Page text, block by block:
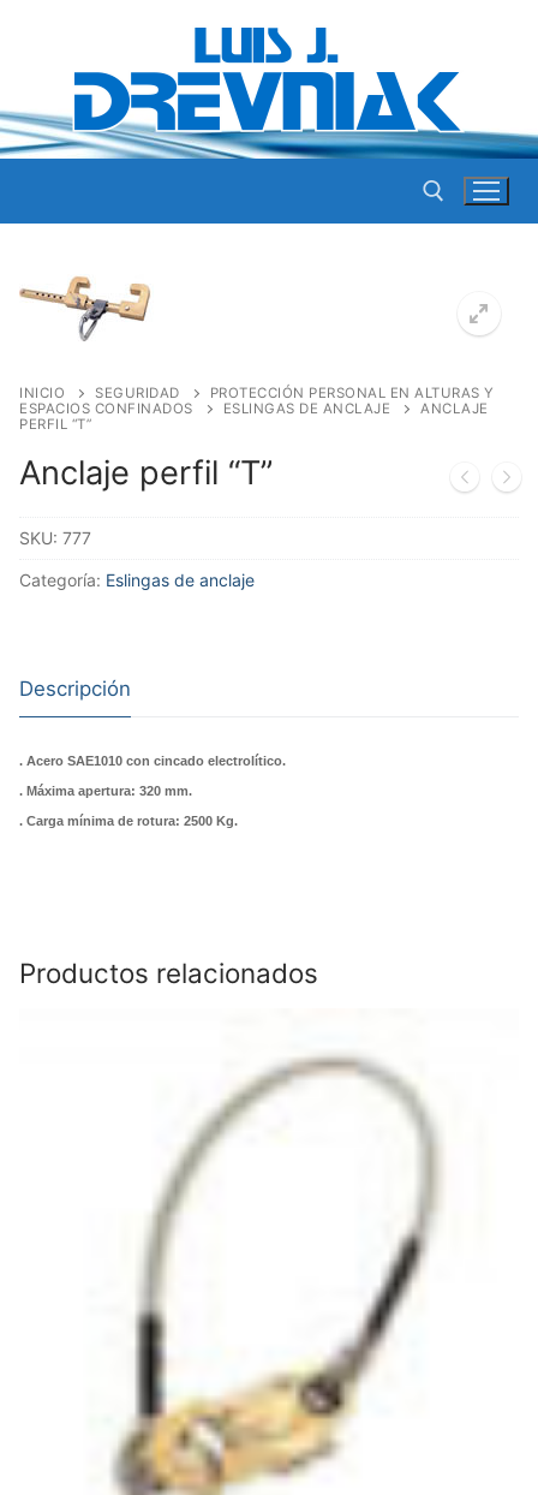
contenido
INICIO SEGURIDAD
PROTECCIÓN PERSONAL EN ALTURAS Y
ESPACIOS CONFINADOS
ESLINGAS DE ANCLAJE
ANCLAJE
PERFIL “T”
Anclaje perfil “T”
SKU: 777
Categoría: Eslingas de anclaje
Descripción
. Acero SAE1010 con cincado electrolítico.
. Máxima apertura: 320 mm.
. Carga mínima de rotura: 2500 Kg.
Productos relacionados